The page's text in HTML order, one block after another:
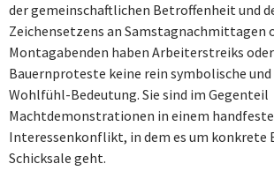
der gemeinschaftlichen Betroffenheit und
Zeichensetzens an Samstagnachmittagen
Montagabenden haben Arbeiterstreiks
Bauernproteste keine rein symbolische
Wohlfühl-Bedeutung. Sie sind im Gegenteil
Machtdemonstrationen in einem
Interessenkonflikt, in dem es um konkrete
Schicksale geht.